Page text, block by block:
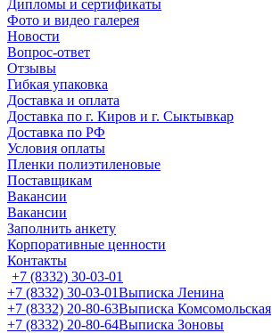
Дипломы и сертификаты
Фото и видео галерея
Новости
Вопрос-ответ
Отзывы
Гибкая упаковка
Доставка и оплата
Доставка по г. Киров и г. Сыктывкар
Доставка по РФ
Условия оплаты
Пленки полиэтиленовые
Поставщикам
Вакансии
Вакансии
Заполнить анкету
Корпоративные ценности
Контакты
+7 (8332) 30-03-01
+7 (8332) 30-03-01Выписка Ленина
+7 (8332) 20-80-63Выписка Комсомольская
+7 (8332) 20-80-64Выписка Зоновы